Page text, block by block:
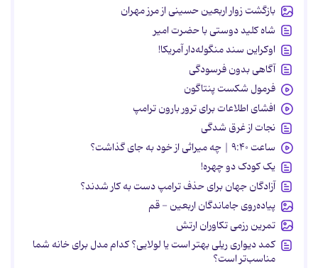
بازگشت زوار اربعین حسینی از مرز مهران
شاه کلید دوستی با حضرت امیر
اوکراین سند منگوله‌دار آمریکا!
آگاهی بدون فرسودگی
فرمول شکست پنتاگون
افشای اطلاعات برای ترور بارون ترامپ
نجات از غرق شدگی
ساعت ۹:۴۰ | چه میراثی از خود به جای گذاشت؟
یک کودک دو چهره!
آزادگان جهان برای حذف ترامپ دست به کار شدند؟
پیاده‌روی جاماندگان اربعین - قم
تمرین رزمی تکاوران ارتش
کمد دیواری ریلی بهتر است یا لولایی؟ کدام مدل برای خانه شما
مناسب‌تر است؟